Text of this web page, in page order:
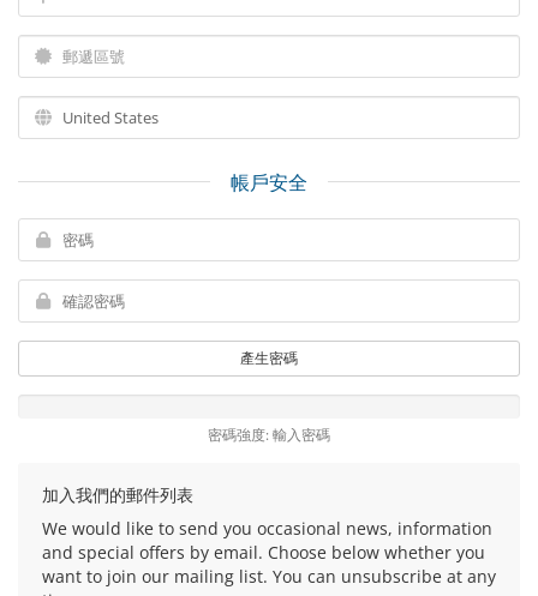
帳戶安全
產生密碼
密碼強度: 輸入密碼
加入我們的郵件列表
We would like to send you occasional news, information
and special offers by email. Choose below whether you
want to join our mailing list. You can unsubscribe at any